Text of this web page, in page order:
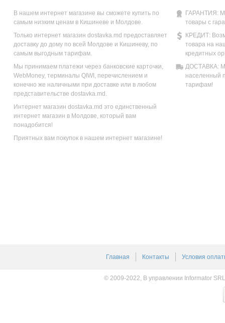
В нашем интернет магазине вы сможете купить по
самым низким ценам в Кишиневе и Молдове.
Только интернет магазин dostavka.md предоставляет
доставку до дому по всей Молдове и Кишиневу, по
самым выгодным тарифам.
Мы принимаем платежи через банковские карточки,
WebMoney, терминалы QIWI, перечислением и
конечно же наличными при доставке или в любом
представительстве dostavka.md.
Интернет магазин dostavka.md это единственный
интернет магазин в Молдове, который вам
понадобится!
Приятных вам покупок в нашем интернет магазине!
ГАРАНТИЯ:
товары с
КРЕДИТ:
товара на
кредитных
ДОСТАВКА:
населенный
тарифам!
Главная Контакты Условия
© 2009-2022, В управлении Informator SRL